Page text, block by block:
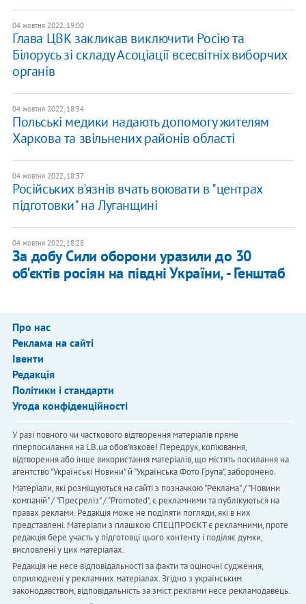
04 жовтня 2022, 19:00
Глава ЦВК закликав виключити Росію та
Білорусь зі складу Асоціації всесвітніх виборчих
органів
04 жовтня 2022, 18:54
​Польські медики надають допомогу жителям
Харкова та звільнених районів області
04 жовтня 2022, 18:37
Російських в'язнів вчать воювати в "центрах
підготовки" на Луганщині
04 жовтня 2022, 18:28
За добу Сили оборони уразили до 30
об'єктів росіян на півдні України, - Генштаб
Про нас
Реклама на сайті
Івенти
Редакція
Політики і стандарти
Угода конфіденційності
У разі повного чи часткового відтворення матеріалів пряме
гіперпосилання на LB.ua обов'язкове! Передрук, копіювання,
відтворення або інше використання матеріалів, що містять посилання на
агентство "Українськi Новини" й "Українська Фото Група", заборонено.
Матеріали, які розміщуються на сайті з позначкою "Реклама" / "Новини
компаній" / "Пресреліз" / "Promoted", є рекламними та публікуються на
правах реклами. Редакція може не поділяти погляди, які в них
представлені. Матеріали з плашкою СПЕЦПРОЄКТ є рекламними, проте
редакція бере участь у підготовці цього контенту і поділяє думки,
висловлені у цих матеріалах.
Редакція не несе відповідальності за факти та оціночні судження,
оприлюднені у рекламних матеріалах. Згідно з українським
законодавством, відповідальність за зміст реклами несе рекламодавець.